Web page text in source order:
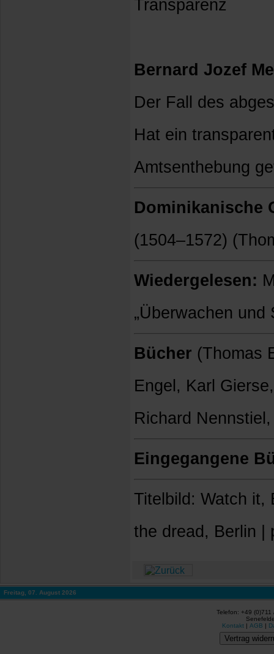
Transparenz
Bernard Jozef
Der Fall des
Hat ein
Amtsenthebung
Dominikanische
(1504–1572)
Wiedergelesen:
„Überwachen und
Bücher (Thomas
Engel, Karl
Richard
Eingegangene
Titelbild: Watch it,
the dread, Berlin |
Freitag, 07. August 2026
Telefon: +49
Kontakt | AGB |
Vertrag